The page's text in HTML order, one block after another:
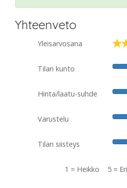
Yhteenveto
Yleisarvosana
Tilan kunto
Hinta/laatu-suhde
Varustelu
Tilan siisteys
1 = Heikko 5 =